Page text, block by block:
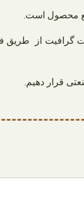
محصول است.
گرافیت از طریق
قرار دهیم.